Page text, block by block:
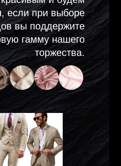
если при выборе
вы поддержите
гамму нашего
торжества.